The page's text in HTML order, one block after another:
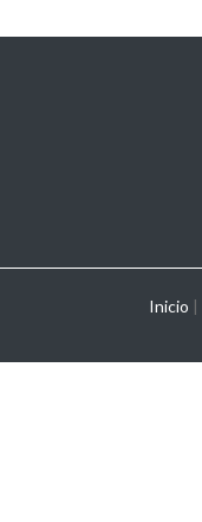
Inicio |